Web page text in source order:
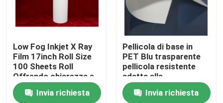
Casa
Prodotti
Low Fog Inkjet X Ray
Film 17inch Roll Size
100 Sheets Roll
Offrendo chiarezza e
dettaglio superiori per
le immaginiInvia richiesta
Pellicola di base in
PET Blu trasparente
pellicola resistente
adatta alle
applicazioni industriali
di imballaggio e
Invia richiesta